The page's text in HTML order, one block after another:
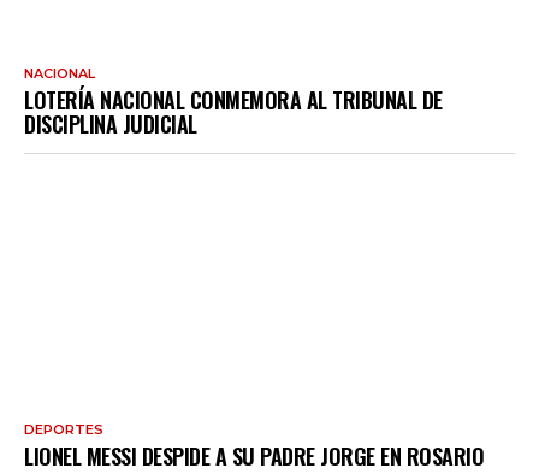
NACIONAL
LOTERÍA NACIONAL CONMEMORA AL TRIBUNAL DE
DISCIPLINA JUDICIAL
DEPORTES
LIONEL MESSI DESPIDE A SU PADRE JORGE EN ROSARIO